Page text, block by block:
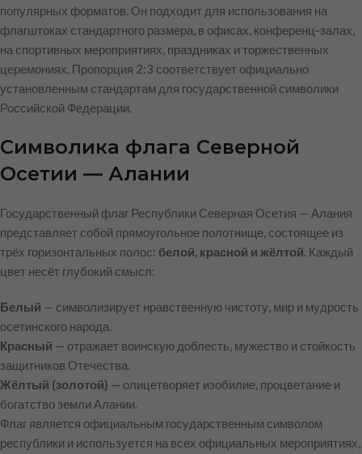
популярных форматов. Он подходит для использования на
флагштоках стандартного размера, в офисах, конференц-залах,
на спортивных мероприятиях, праздниках и торжественных
церемониях. Пропорция 2:3 соответствует официально
установленным стандартам для государственной символики
Российской Федерации.
Символика флага Северной
Осетии — Алании
Государственный флаг Республики Северная Осетия — Алания
представляет собой прямоугольное полотнище, состоящее из
трёх горизонтальных полос: белой, красной и жёлтой. Каждый
цвет несёт глубокий смысл:
Белый — символизирует нравственную чистоту, мир и мудрость
осетинского народа.
Красный — отражает воинскую доблесть, мужество и стойкость
защитников Отечества.
Жёлтый (золотой) — олицетворяет изобилие, процветание и
богатство земли Алании.
Флаг является официальным государственным символом
республики и используется на всех официальных мероприятиях,